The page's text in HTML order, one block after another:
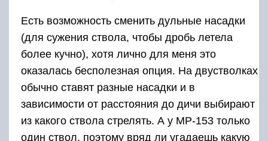
Есть возможность сменить дульные насадки
(для сужения ствола, чтобы дробь летела
более кучно), хотя лично для меня это
оказалась бесполезная опция. На двустволках
обычно ставят разные насадки и в
зависимости от расстояния до дичи выбирают
из какого ствола стрелять. А у МР-153 только
один ствол, поэтому вряд ли угадаешь какую